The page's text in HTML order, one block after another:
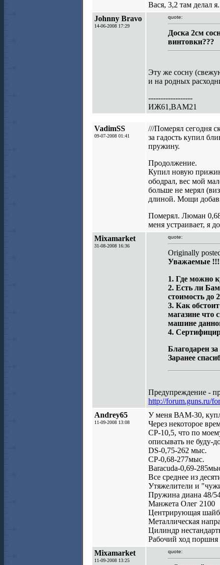
Вася, 3,2 там делал
Johnny Bravo
14-06-2008 17:29
quote:
Доска 2см
винтовки???
Эту же сосну
и на родных
------------------
ИЖ61,BAM21
VadimSS
09-07-2008 01:41
///Померял сегодня
за гадость купил
пружину.
Продолжение.
Купил новую
ободрал, вес мой
больше не мерял
длиной. Мощи
Померял. Люман
меня устраивает, я
Mixamarket
31-08-2008 16:36
quote:
Originally
Уважаемые !!!!
1. Где можно
2. Есть ли
стоимость до
3. Как
магазине что
машине
4.
Благодарен
Заранее
Предупреждение -
http://forum.guns.ru/
Andrey65
11-09-2008 13:08
У меня ВАМ-30,
Через некоторое
СР-10,5, что по
описывать не буду-
DS-0,75-262 мыс.
CP-0,68-277мыс.
Baracuda-0,69-
Все среднее из
Утяжелители и
Пружина диана 48/
Манжета Олег 2100
Центрирующая
Металлическая
Цилиндр
Рабочий ход
Mixamarket
11-09-2008 13:25
quote: